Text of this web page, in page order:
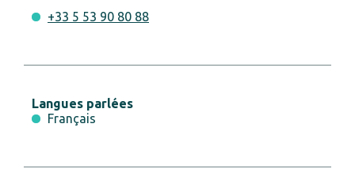
+33 5 53 90 80 88
Langues parlées
Français